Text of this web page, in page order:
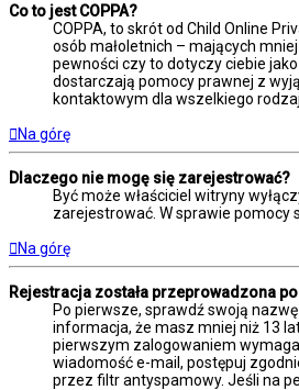
Co to jest COPPA?
COPPA, to skrót od Child Online
osób małoletnich – mających
pewności czy to dotyczy ciebie
dostarczają pomocy prawnej z
kontaktowym dla wszelkiego
Na górę
Dlaczego nie mogę się zarejestrować?
Być może właściciel witryny
zarejestrować. W sprawie pomocy
Na górę
Rejestracja została przeprowadzona
Po pierwsze, sprawdź swoją
informacja, że masz mniej niż 13
pierwszym zalogowaniem
wiadomość e-mail, postępuj
przez filtr antyspamowy. Jeśli na